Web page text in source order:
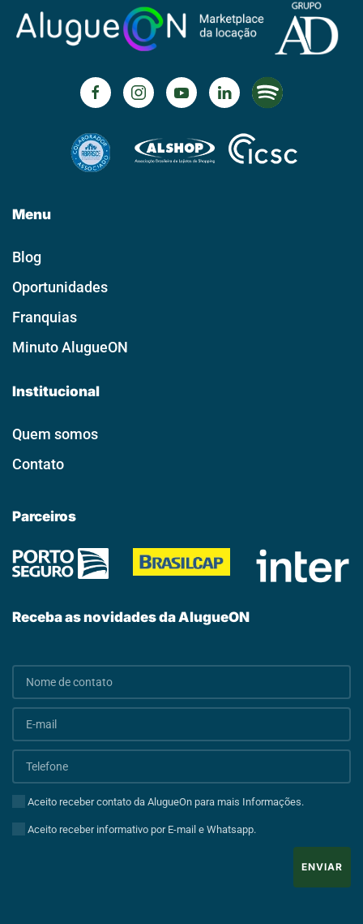
Menu
Blog
Oportunidades
Franquias
Minuto AlugueON
Institucional
Quem somos
Contato
Parceiros
Receba as novidades da AlugueON
Aceito receber contato da AlugueOn para mais Informações.
Aceito receber informativo por E-mail e Whatsapp.
ENVIAR